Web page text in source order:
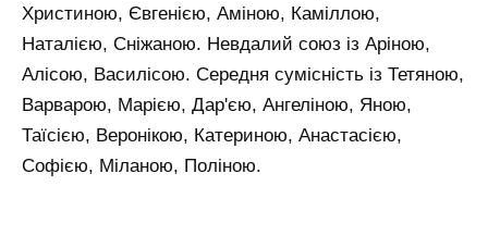
Христиною, Євгенією, Аміною, Каміллою,
Наталією, Сніжаною. Невдалий союз із Аріною,
Алісою, Василісою. Середня сумісність із Тетяною,
Варварою, Марією, Дар'єю, Ангеліною, Яною,
Таїсією, Веронікою, Катериною, Анастасією,
Софією, Міланою, Поліною.